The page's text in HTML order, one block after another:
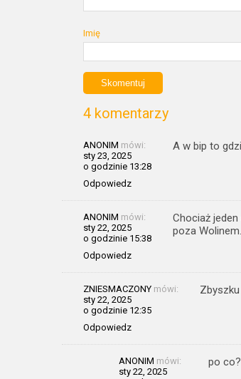
Imię
4 komentarzy
ANONIM mówi:
sty 23, 2025
o godzinie 13:28
Odpowiedz
A w bip to
ANONIM mówi:
sty 22, 2025
o godzinie 15:38
Odpowiedz
Chociaż
poza Wolinem.
ZNIESMACZONY mówi:
sty 22, 2025
o godzinie 12:35
Odpowiedz
ANONIM mówi:
sty 22, 2025
po co?